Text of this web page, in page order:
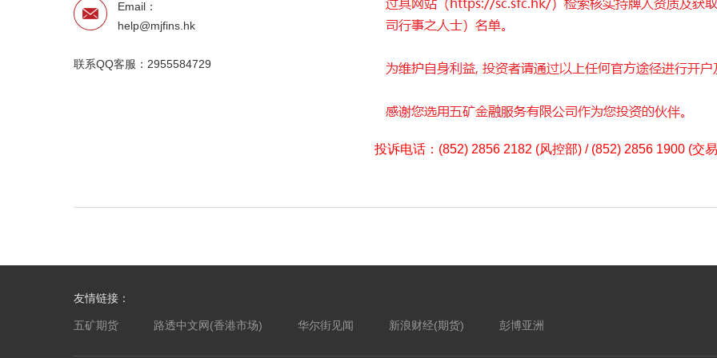
Email：
help@mjfins.hk
联系QQ客服： 2955584729
投诉电话：(852) 2856 2182 (风控部) / (852) 2856 1900 (交
友情链接：
五矿期货 路透中文网(香港市场) 华尔街见闻 新浪财经(期货) 彭博亚洲